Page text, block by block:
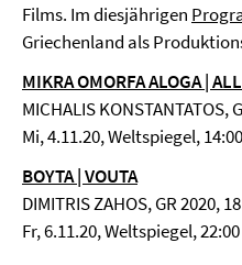
Films. Im diesjährigen
Griechenland als
MIKRA OMORFA ALOGA |
MICHALIS KONSTANTATOS,
Mi, 4.11.20, Weltspiegel,
BOYTA | VOUTA
DIMITRIS ZAHOS, GR 2020,
Fr, 6.11.20, Weltspiegel,